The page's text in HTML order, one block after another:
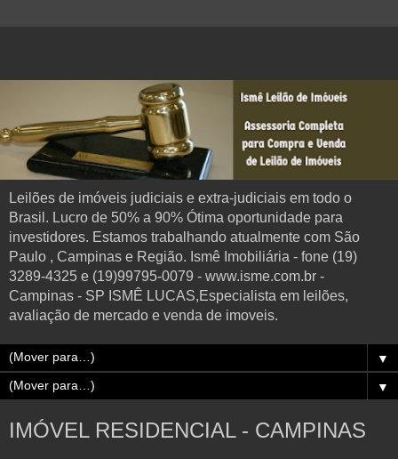
Leilões de imóveis judiciais e extra-judiciais em todo o
Brasil. Lucro de 50% a 90% Ótima oportunidade para
investidores. Estamos trabalhando atualmente com São
Paulo , Campinas e Região. Ismê Imobiliária - fone (19)
3289-4325 e (19)99795-0079 - www.isme.com.br -
Campinas - SP ISMÊ LUCAS,Especialista em leilões,
avaliação de mercado e venda de imoveis.
▼
▼
IMÓVEL RESIDENCIAL - CAMPINAS